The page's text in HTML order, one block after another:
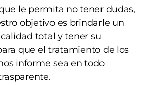
le permita no tener dudas,
objetivo es brindarle un
total y tener su
que el tratamiento de los
informe sea en todo